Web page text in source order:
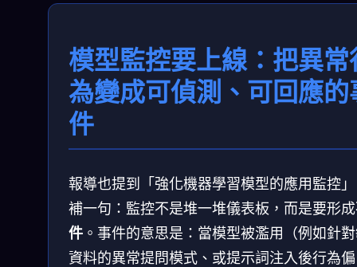
模型監控要上線：把異常
為變成可偵測、可回應的
件
報導也提到「強化機器學習模型的應用監控
補一句：監控不是堆一堆儀表板，而是要形成
件 。事件的意思是：當模型被濫用（例如針
資料的異常提問模式、或提示詞注入後行為偏